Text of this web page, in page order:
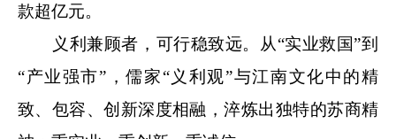
款超亿元。
义利兼顾者，可行稳致远。从“实业救国”到
“产业强市”，儒家“义利观”与江南文化中的精
致、包容、创新深度相融，淬炼出独特的苏商精